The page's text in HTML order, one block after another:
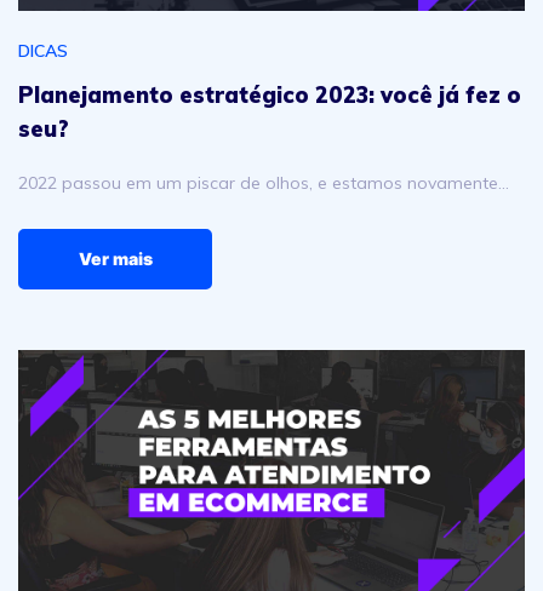
DICAS
Planejamento estratégico 2023: você já fez o
seu?
2022 passou em um piscar de olhos, e estamos novamente…
Ver mais
5 melhores ferramentas para melhorar a experiência no